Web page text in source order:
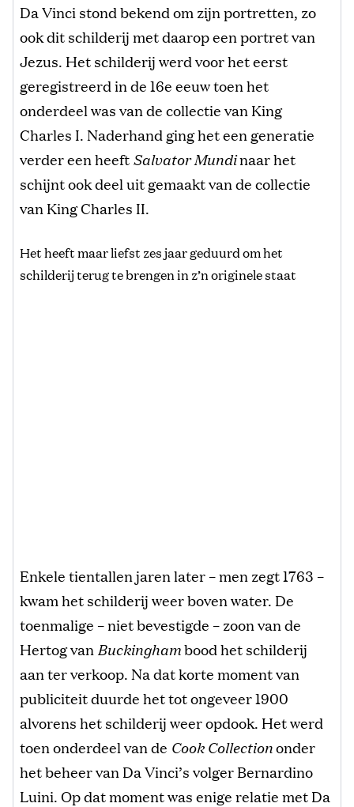
Da Vinci stond bekend om zijn portretten, zo
ook dit schilderij met daarop een portret van
Jezus. Het schilderij werd voor het eerst
geregistreerd in de 16e eeuw toen het
onderdeel was van de collectie van King
Charles I. Naderhand ging het een generatie
verder een heeftSalvator Mundinaar het
schijnt ook deel uit gemaakt van de collectie
van King Charles II.
Het heeft maar liefst zes jaar geduurd om het
schilderij terug te brengen in z’n originele staat
Enkele tientallen jaren later – men zegt 1763 –
kwam het schilderij weer boven water. De
toenmalige – niet bevestigde – zoon van de
Hertog van Buckinghambood het schilderij
aan ter verkoop. Na dat korte moment van
publiciteit duurde het tot ongeveer 1900
alvorens het schilderij weer opdook. Het werd
toen onderdeel van de Cook Collectiononder
het beheer van Da Vinci’s volger Bernardino
Luini. Op dat moment was enige relatie met Da